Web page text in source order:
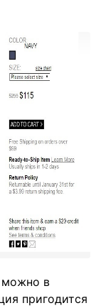
можно в
пригодится